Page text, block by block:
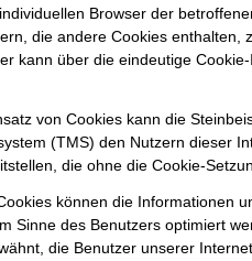
Browser der
die andere Cookies enthalten,
kann über die eindeutige
von Cookies kann die
(TMS) den Nutzern dieser
die ohne die Cookie-
können die Informationen
Sinne des Benutzers optimiert
die Benutzer unserer